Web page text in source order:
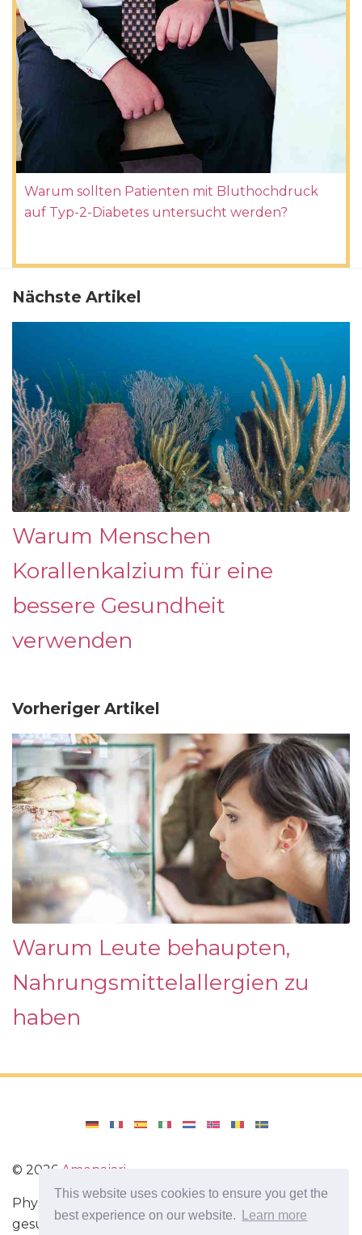
This website uses cookies to ensure you get the
best experience on our website.
Learn more
Warum sollten Patienten mit Bluthochdruck
auf Typ-2-Diabetes untersucht werden?
Nächste Artikel
Warum Menschen
Korallenkalzium für eine
bessere Gesundheit
verwenden
Vorheriger Artikel
Warum Leute behaupten,
Nahrungsmittelallergien zu
haben
© 2026 Amenajari
Physische Übungen. Diäten und Rezepte für eine
gesunde Ernährung. Übungen für das Gehirn.